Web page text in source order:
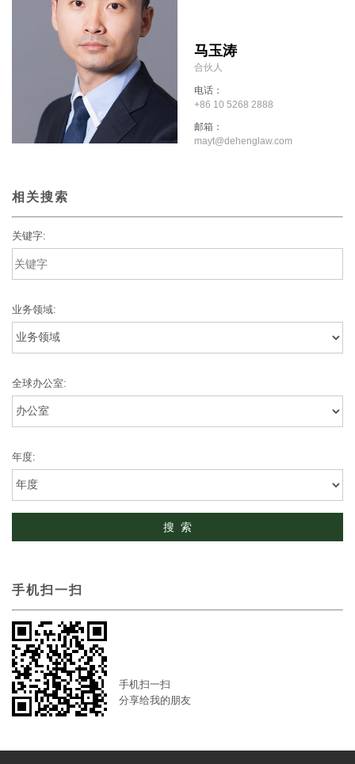
马玉涛
合伙人
电话：
+86 10 5268 2888
邮箱：
mayt@dehenglaw.com
相关搜索
关键字:
业务领域:
全球办公室:
年度:
手机扫一扫
手机扫一扫
分享给我的朋友